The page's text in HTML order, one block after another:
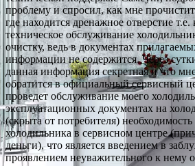
проблему и спросил, как мне
где находится дренажное отверстие т.е.
техническое обслуживание
очистку, ведь в документах
информации не содержится. Через
данная информация секретная и что
обратится в официальный сервисный
проведет обслуживание моего
эксплуатационных документах на
(скрыта от потребителя)
холодильника в сервисном центре
деньги), что является введением в
проявлением неуважительного к нему